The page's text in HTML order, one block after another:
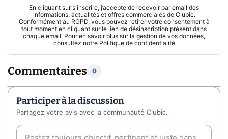
En cliquant sur s'inscrire, j’accepte de recevoir par email des
informations, actualités et offres commerciales de Clubic.
Conformément au RGPD, vous pouvez retirer votre consentement à
tout moment en cliquant sur le lien de désinscription présent dans
chaque email. Pour en savoir plus sur la gestion de vos données,
consultez notre Politique de confidentialité
Commentaires 0
Participer à la discussion
Partagez votre avis avec la communauté Clubic.